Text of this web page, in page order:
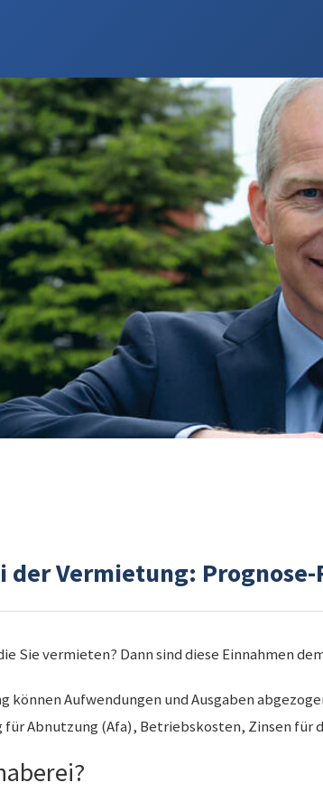
der Vermietung: Prognose-
Sie vermieten? Dann sind diese Einnahmen
können Aufwendungen und Ausgaben
für Abnutzung (Afa), Betriebskosten, Zinsen für